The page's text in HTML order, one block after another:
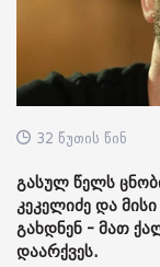
32 წუთის წინ
გასულ წელს
კეკელიძე და
გახდნენ - მათ
დაარქვეს.